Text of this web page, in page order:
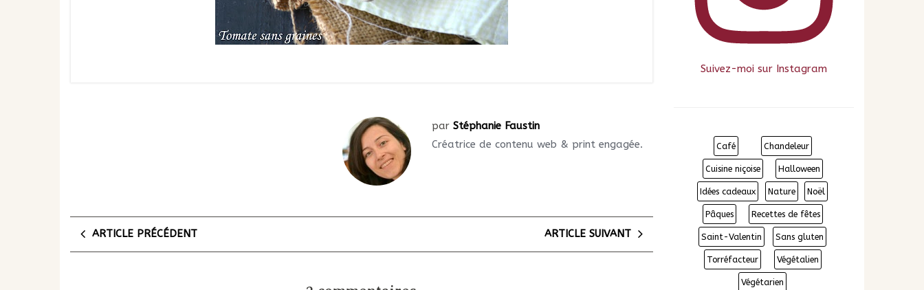
par Stéphanie Faustin
Créatrice de contenu web & print engagée.
ARTICLE PRÉCÉDENT ARTICLE SUIVANT
Suivez-moi sur Instagram
Café Chandeleur
Cuisine niçoise Halloween
Idées cadeaux Nature Noël
Pâques Recettes de fêtes
Saint-Valentin Sans gluten
Torréfacteur Végétalien
Végétarien